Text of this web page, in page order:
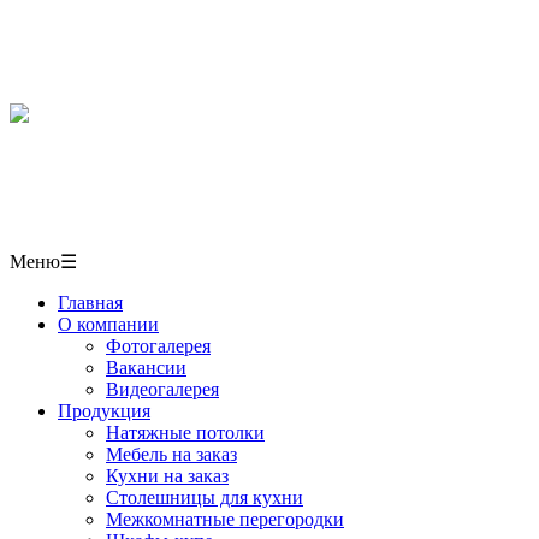
Меню☰
Главная
О компании
Фотогалерея
Вакансии
Видеогалерея
Продукция
Натяжные потолки
Мебель на заказ
Кухни на заказ
Столешницы для кухни
Межкомнатные перегородки